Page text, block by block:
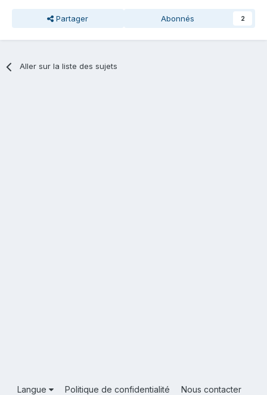
Partager Abonnés 2
Aller sur la liste des sujets
Langue Politique de confidentialité Nous contacter